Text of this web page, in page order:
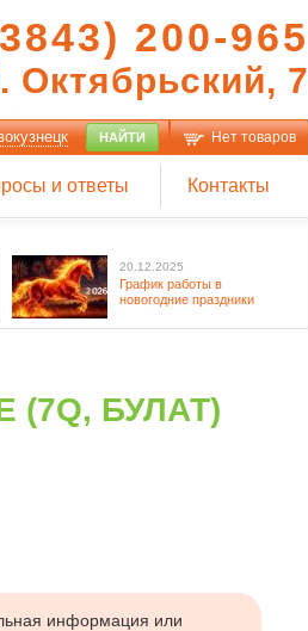
200-965
Октябрьский, 7
НАЙТИ Нет товаров
и ответы Контакты
20.12.2025
График работы в
новогодние праздники
(7Q, БУЛАТ)
информация или